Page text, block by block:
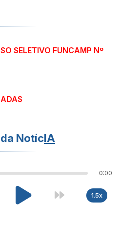
SELETIVO FUNCAMP Nº
NotícIA
0:00
1.5x